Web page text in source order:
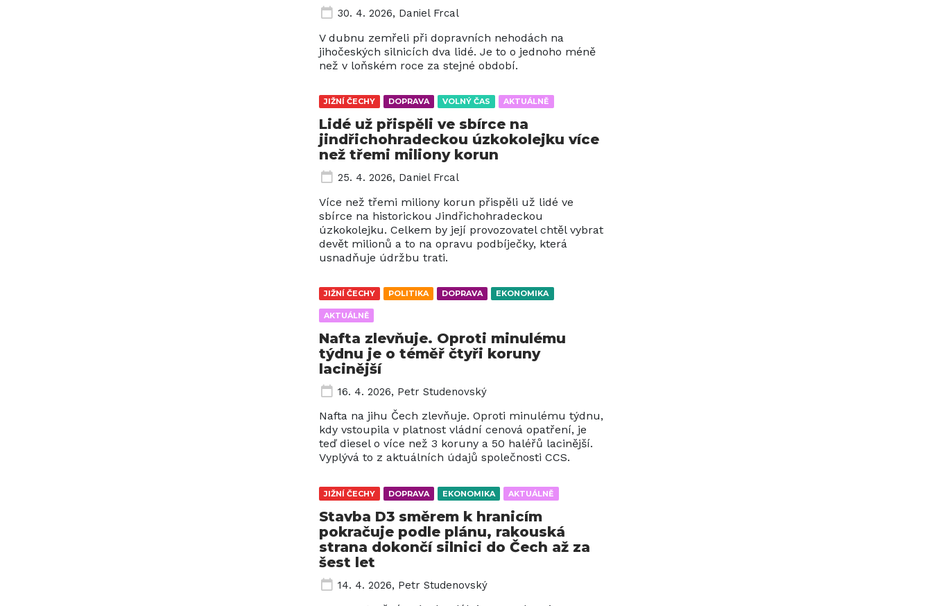
30. 4. 2026, Daniel Frcal
V dubnu zemřeli při dopravních nehodách na
jihočeských silnicích dva lidé. Je to o jednoho méně
než v loňském roce za stejné období.
JIŽNÍ ČECHY DOPRAVA VOLNÝ ČAS AKTUÁLNĚ
Lidé už přispěli ve sbírce na
jindřichohradeckou úzkokolejku více
než třemi miliony korun
25. 4. 2026, Daniel Frcal
Více než třemi miliony korun přispěli už lidé ve
sbírce na historickou Jindřichohradeckou
úzkokolejku. Celkem by její provozovatel chtěl vybrat
devět milionů a to na opravu podbíječky, která
usnadňuje údržbu trati.
JIŽNÍ ČECHY POLITIKA DOPRAVA EKONOMIKA
AKTUÁLNĚ
Nafta zlevňuje. Oproti minulému
týdnu je o téměř čtyři koruny
lacinější
16. 4. 2026, Petr Studenovský
Nafta na jihu Čech zlevňuje. Oproti minulému týdnu,
kdy vstoupila v platnost vládní cenová opatření, je
teď diesel o více než 3 koruny a 50 haléřů lacinější.
Vyplývá to z aktuálních údajů společnosti CCS.
JIŽNÍ ČECHY DOPRAVA EKONOMIKA AKTUÁLNĚ
Stavba D3 směrem k hranicím
pokračuje podle plánu, rakouská
strana dokončí silnici do Čech až za
šest let
14. 4. 2026, Petr Studenovský